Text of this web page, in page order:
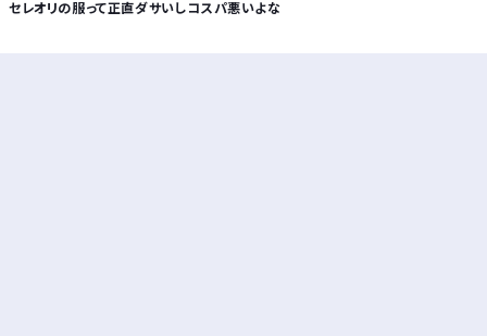
セレオリの服って正直ダサいしコスパ悪いよな